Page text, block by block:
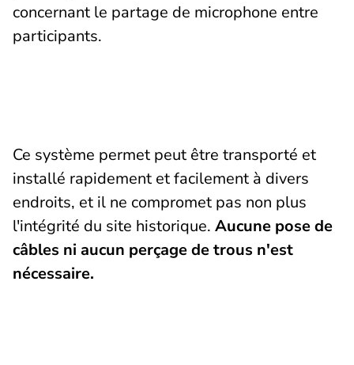
concernant le partage de microphone entre
participants.
Ce système permet peut être transporté et
installé rapidement et facilement à divers
endroits, et il ne compromet pas non plus
l'intégrité du site historique. Aucune pose de
câbles ni aucun perçage de trous n'est
nécessaire.